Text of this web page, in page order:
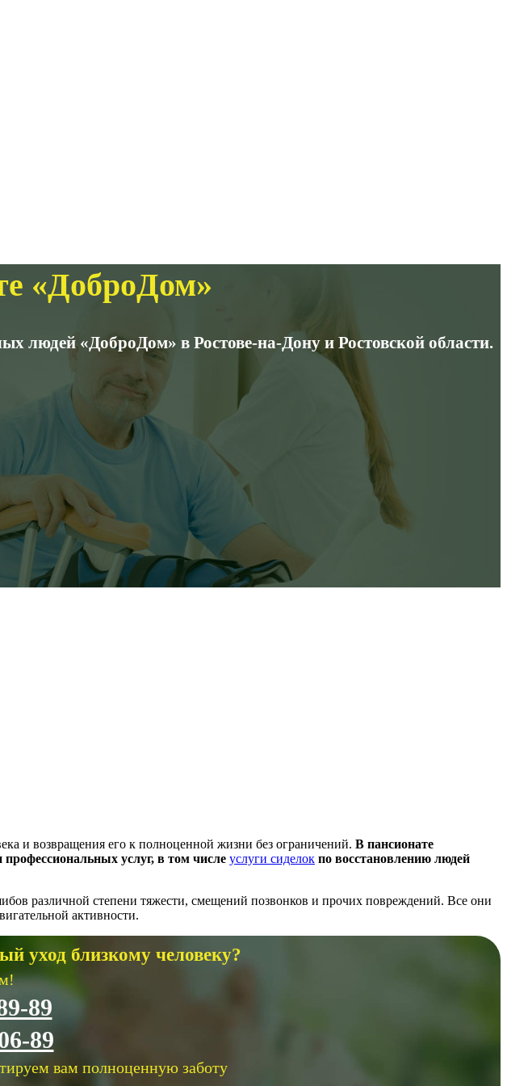
«ДоброДом»
людей «ДоброДом» в Ростове-на-Дону и Ростовской области.
и возвращения его к полноценной жизни без ограничений. В пансионате
услуг, в том числе услуги сиделок по восстановлению людей
различной степени тяжести, смещений позвонков и прочих повреждений. Все они
активности.
уход близкому человеку?
89
89
вам полноценную заботу